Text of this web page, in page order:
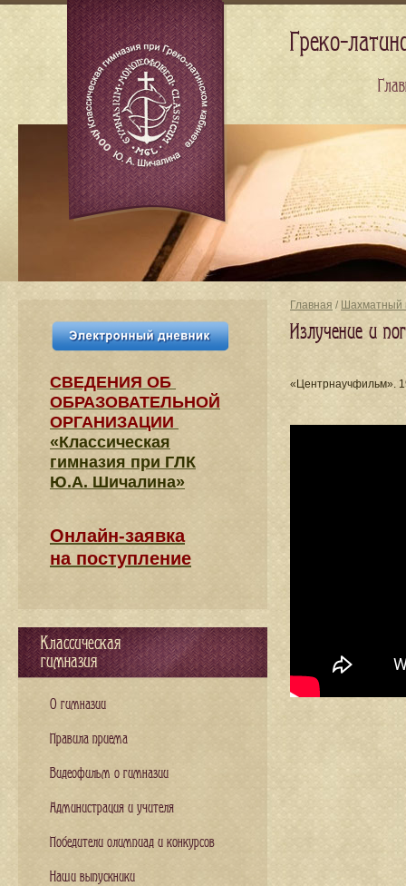
Главная / Шахматный
Излучение и
«Центрнаучфильм».
СВЕДЕНИЯ​ ОБ
ОБРАЗОВАТЕЛЬНОЙ
ОРГАНИЗАЦИИ
«Классическая
гимназия при ГЛК
Ю.А. Шичалина»
Онлайн-заявка
на поступление
Классическая
гимназия
О гимназии
Правила приема
Видеофильм о гимназии
Администрация и учителя
Победители олимпиад и конкурсов
Наши выпускники
Греко-